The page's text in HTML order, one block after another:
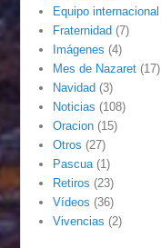
Equipo internacional
Fraternidad (7)
Imágenes (4)
Mes de Nazaret (17)
Navidad (3)
Noticias (108)
Oracion (15)
Otros (27)
Pascua (1)
Retiros (23)
Vídeos (36)
Vivencias (2)